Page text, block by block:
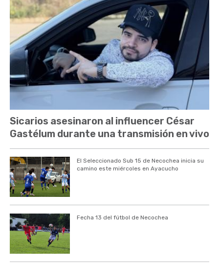
Sicarios asesinaron al influencer César
Gastélum durante una transmisión en vivo
El Seleccionado Sub 15 de Necochea inicia su
camino este miércoles en Ayacucho
Fecha 13 del fútbol de Necochea